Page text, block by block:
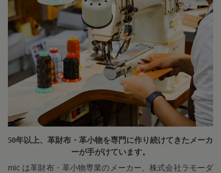
50年以上、革財布・革小物を専門に作り続けてきたメーカ
ーが手がけています。
mic は革財布・革小物専業のメーカー、株式会社ラモーダ